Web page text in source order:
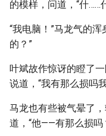
的模样，问道，“什……
“我电脑！”马龙气的
的？”
叶斌故作惊讶的瞪了
说道，“我有那么损吗
马龙也有些被气晕了
道，“他——有那么损吗